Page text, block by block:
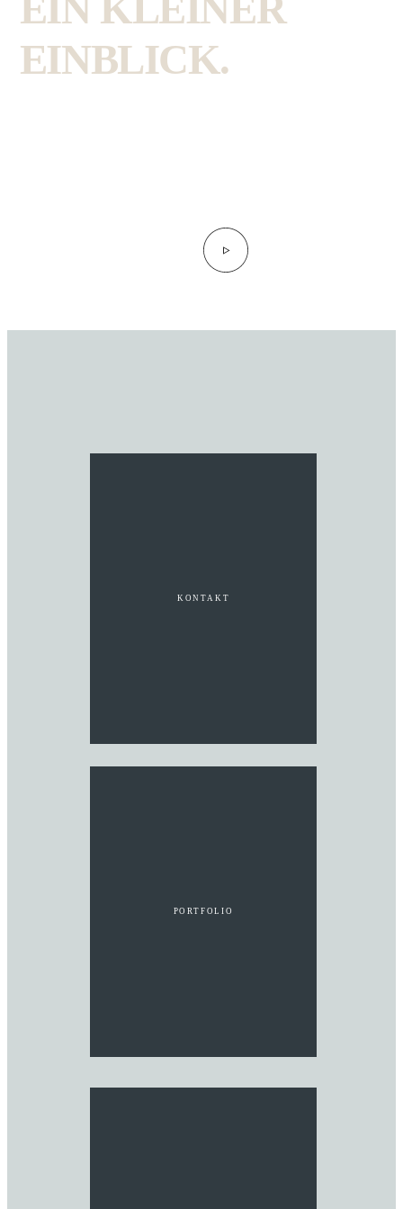
EINBLICK.
KONTAKT
PORTFOLIO